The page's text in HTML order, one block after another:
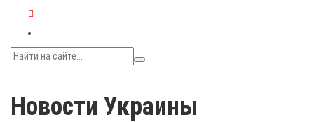
Новости Украины